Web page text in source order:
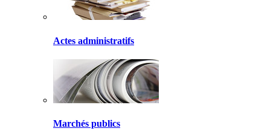
Actes administratifs
Marchés publics